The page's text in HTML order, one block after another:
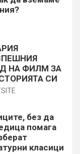
НА ФИЛМ ЗА
СИ
без да
помага
класици